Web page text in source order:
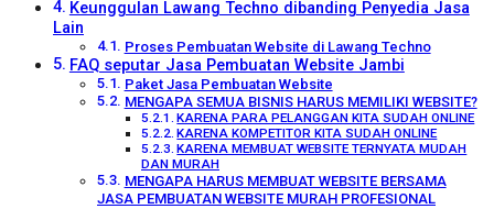
Keunggulan Lawang Techno dibanding Penyedia Jasa
Lain
Proses Pembuatan Website di Lawang Techno
FAQ seputar Jasa Pembuatan Website Jambi
Paket Jasa Pembuatan Website
MENGAPA SEMUA BISNIS HARUS MEMILIKI WEBSITE?
KARENA PARA PELANGGAN KITA SUDAH ONLINE
KARENA KOMPETITOR KITA SUDAH ONLINE
KARENA MEMBUAT WEBSITE TERNYATA MUDAH
DAN MURAH
MENGAPA HARUS MEMBUAT WEBSITE BERSAMA
JASA PEMBUATAN WEBSITE MURAH PROFESIONAL